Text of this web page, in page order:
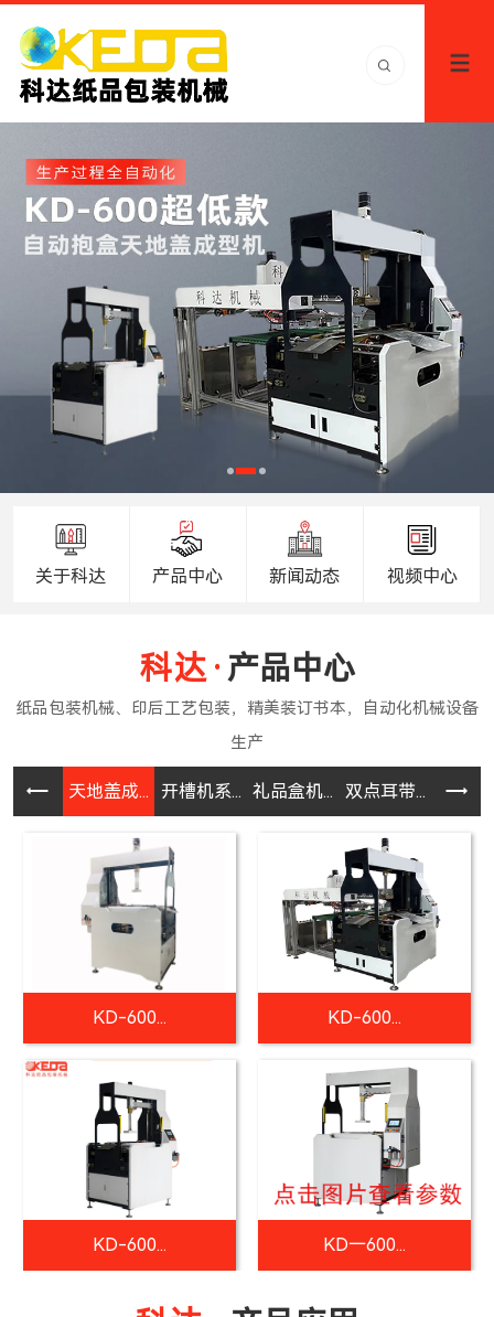
关于科达 产品中心 新闻动态 视频中心
产品中心
天地盖成... 开槽机系... 礼品盒机... 双点耳带... 半自
KD-600... KD-600...
KD-600... KD一600...